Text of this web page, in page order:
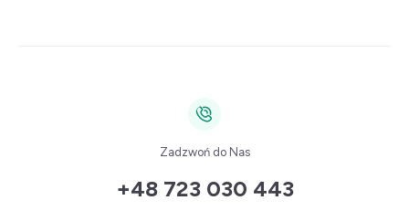
Zadzwoń do Nas
+48 723 030 443